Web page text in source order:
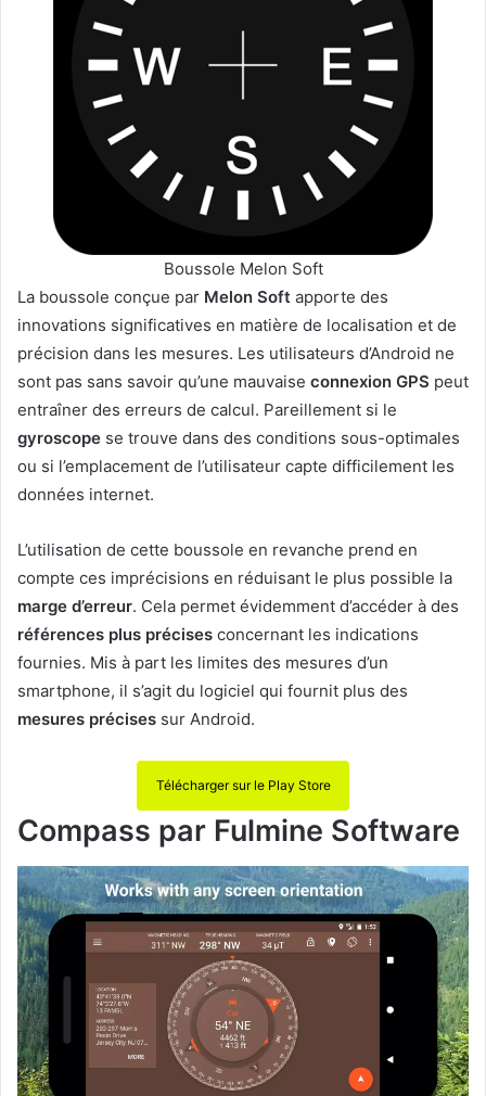
Boussole Melon Soft
La boussole conçue par Melon Soft apporte des
innovations significatives en matière de localisation et de
précision dans les mesures. Les utilisateurs d’Android ne
sont pas sans savoir qu’une mauvaise connexion GPS peut
entraîner des erreurs de calcul. Pareillement si le
gyroscope se trouve dans des conditions sous-optimales
ou si l’emplacement de l’utilisateur capte difficilement les
données internet.
L’utilisation de cette boussole en revanche prend en
compte ces imprécisions en réduisant le plus possible la
marge d’erreur. Cela permet évidemment d’accéder à des
références plus précises concernant les indications
fournies. Mis à part les limites des mesures d’un
smartphone, il s’agit du logiciel qui fournit plus des
mesures précises sur Android.
Télécharger sur le Play Store
Compass par Fulmine Software